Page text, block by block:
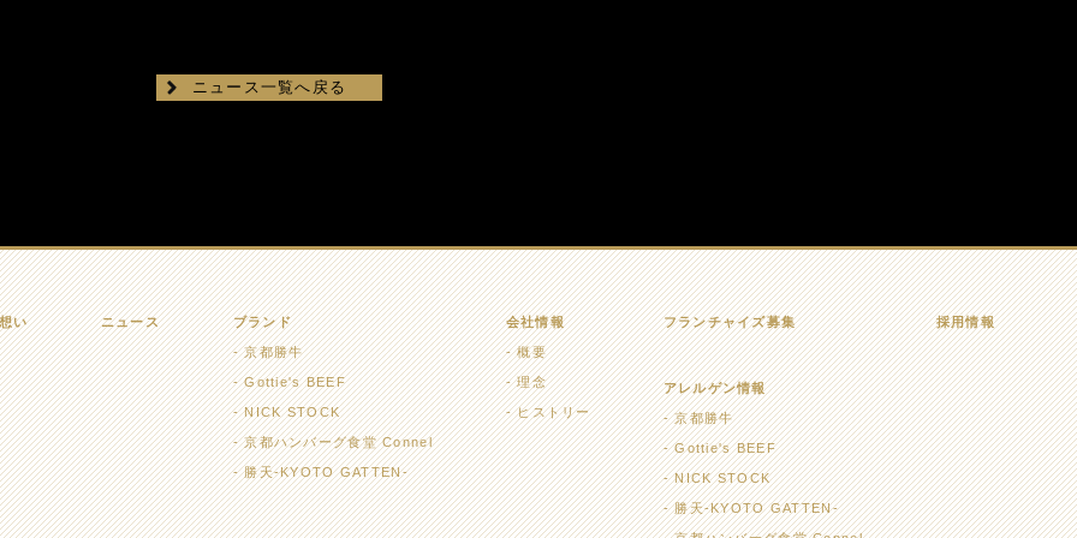
ニュース一覧へ戻る
い ニュース ブランド
京都勝牛
Gottie's BEEF
NICK STOCK
京都ハンバーグ食堂 Connel
勝天-KYOTO GATTEN-
会社情報
概要
理念
ヒストリー
フランチャイズ募集
アレルゲン情報
京都勝牛
Gottie's BEEF
NICK STOCK
勝天-KYOTO GATTEN-
採用情報